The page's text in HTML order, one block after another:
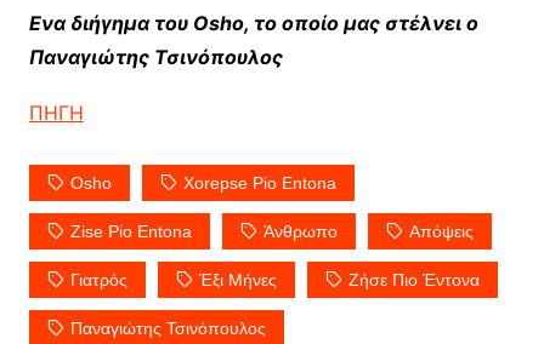
Ενα διήγημα του Osho, το οποίο μας στέλνει ο
Παναγιώτης Τσινόπουλος
ΠΗΓΗ
Osho Xorepse Pio Entona
Zise Pio Entona Άνθρωπο Απόψεις
Γιατρός Έξι Μήνες Ζήσε Πιο Έντονα
Παναγιώτης Τσινόπουλος